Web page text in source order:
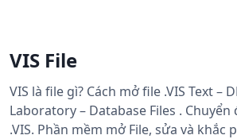
VIS File
VIS là file gì? Cách mở file .VIS Text –
Laboratory – Database Files . Chuyển
.VIS. Phần mềm mở File, sửa và khắc